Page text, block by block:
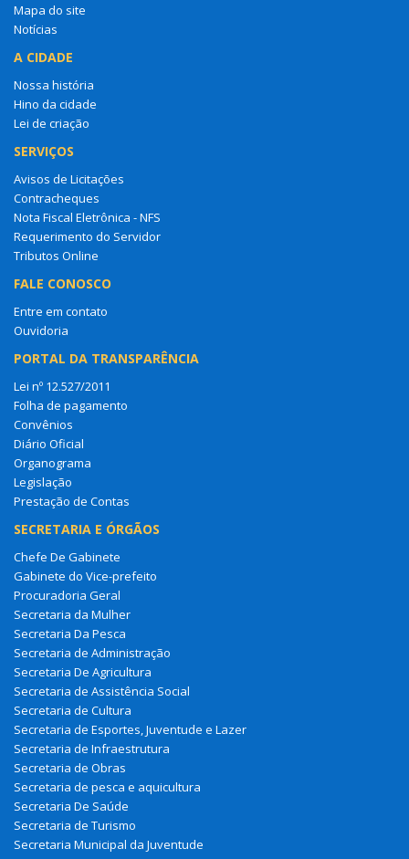
Mapa do site
Notícias
A CIDADE
Nossa história
Hino da cidade
Lei de criação
SERVIÇOS
Avisos de Licitações
Contracheques
Nota Fiscal Eletrônica - NFS
Requerimento do Servidor
Tributos Online
FALE CONOSCO
Entre em contato
Ouvidoria
PORTAL DA TRANSPARÊNCIA
Lei nº 12.527/2011
Folha de pagamento
Convênios
Diário Oficial
Organograma
Legislação
Prestação de Contas
SECRETARIA E ÓRGÃOS
Chefe De Gabinete
Gabinete do Vice-prefeito
Procuradoria Geral
Secretaria da Mulher
Secretaria Da Pesca
Secretaria de Administração
Secretaria De Agricultura
Secretaria de Assistência Social
Secretaria de Cultura
Secretaria de Esportes, Juventude e Lazer
Secretaria de Infraestrutura
Secretaria de Obras
Secretaria de pesca e aquicultura
Secretaria De Saúde
Secretaria de Turismo
Secretaria Municipal da Juventude